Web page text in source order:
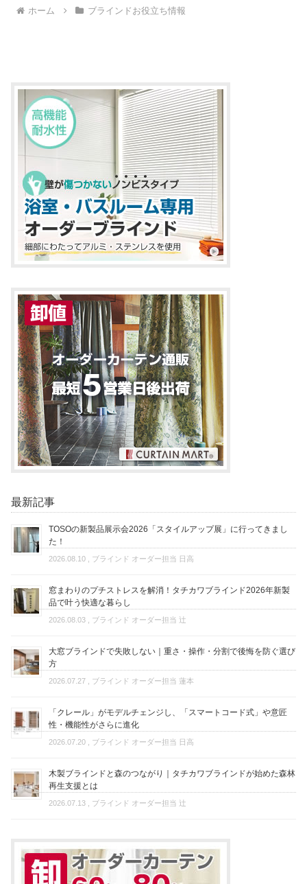
ホーム ブラインドお役立ち情報
最新記事
TOSOの新製品展示会2026「スタイルアップ展」に行ってきまし
た！
2026.08.10 , ブラインド オーダー担当 日高
窓まわりのプチストレスを解消！タチカワブラインド2026年新製
品で叶う快適な暮らし
2026.08.03 , ブラインド オーダー担当 辻
大窓ブラインドで失敗しない｜重さ・操作・分割で後悔を防ぐ選び
方
2026.07.27 , ブラインド オーダー担当 蓮本
「クレール」がモデルチェンジし、「スマートコード式」や意匠
性・機能性がさらに進化
2026.07.20 , ブラインド オーダー担当 日高
木製ブラインドと森のつながり｜タチカワブラインドが始めた森林
再生支援とは
2026.07.13 , ブラインド オーダー担当 辻